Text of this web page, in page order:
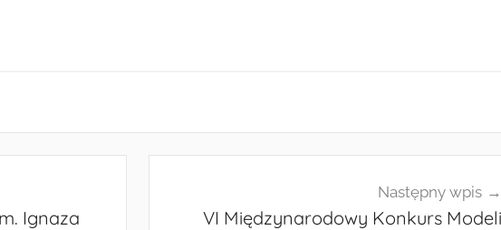
Ignaza
Następny wpis
VI Międzynarodowy Konkurs Modeli